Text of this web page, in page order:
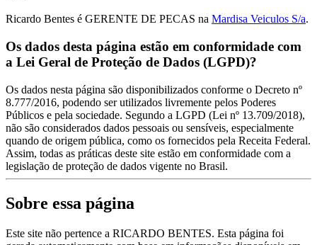
Ricardo Bentes é GERENTE DE PECAS na Mardisa Veiculos S/a.
Os dados desta página estão em conformidade com
a Lei Geral de Proteção de Dados (LGPD)?
Os dados nesta página são disponibilizados conforme o Decreto nº
8.777/2016, podendo ser utilizados livremente pelos Poderes
Públicos e pela sociedade. Segundo a LGPD (Lei nº 13.709/2018),
não são considerados dados pessoais ou sensíveis, especialmente
quando de origem pública, como os fornecidos pela Receita Federal.
Assim, todas as práticas deste site estão em conformidade com a
legislação de proteção de dados vigente no Brasil.
Sobre essa página
Este site não pertence a RICARDO BENTES. Esta página foi